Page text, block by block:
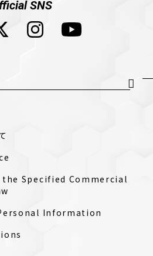
SNS
Specified Commercial
Information